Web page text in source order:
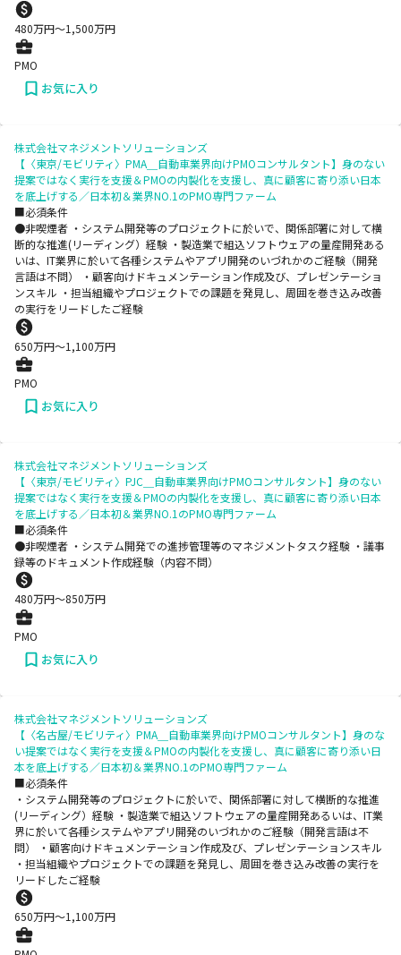
480万円〜1,500万円
PMO
お気に入り
株式会社マネジメントソリューションズ
【〈東京/モビリティ〉PMA＿自動車業界向けPMOコンサルタント】身のない
提案ではなく実行を支援＆PMOの内製化を支援し、真に顧客に寄り添い日本
を底上げする／日本初＆業界NO.1のPMO専門ファーム
■必須条件
●非喫煙者 ・システム開発等のプロジェクトに於いで、関係部署に対して横
断的な推進(リーディング）経験 ・製造業で組込ソフトウェアの量産開発ある
いは、IT業界に於いて各種システムやアプリ開発のいづれかのご経験（開発
言語は不問） ・顧客向けドキュメンテーション作成及び、プレゼンテーショ
ンスキル ・担当組織やプロジェクトでの課題を発見し、周囲を巻き込み改善
の実行をリードしたご経験
650万円〜1,100万円
PMO
お気に入り
株式会社マネジメントソリューションズ
【〈東京/モビリティ〉PJC＿自動車業界向けPMOコンサルタント】身のない
提案ではなく実行を支援＆PMOの内製化を支援し、真に顧客に寄り添い日本
を底上げする／日本初＆業界NO.1のPMO専門ファーム
■必須条件
●非喫煙者 ・システム開発での進捗管理等のマネジメントタスク経験 ・議事
録等のドキュメント作成経験（内容不問）
480万円〜850万円
PMO
お気に入り
株式会社マネジメントソリューションズ
【〈名古屋/モビリティ〉PMA＿自動車業界向けPMOコンサルタント】身のな
い提案ではなく実行を支援＆PMOの内製化を支援し、真に顧客に寄り添い日
本を底上げする／日本初＆業界NO.1のPMO専門ファーム
■必須条件
・システム開発等のプロジェクトに於いで、関係部署に対して横断的な推進
(リーディング）経験 ・製造業で組込ソフトウェアの量産開発あるいは、IT業
界に於いて各種システムやアプリ開発のいづれかのご経験（開発言語は不
問） ・顧客向けドキュメンテーション作成及び、プレゼンテーションスキル
・担当組織やプロジェクトでの課題を発見し、周囲を巻き込み改善の実行を
リードしたご経験
650万円〜1,100万円